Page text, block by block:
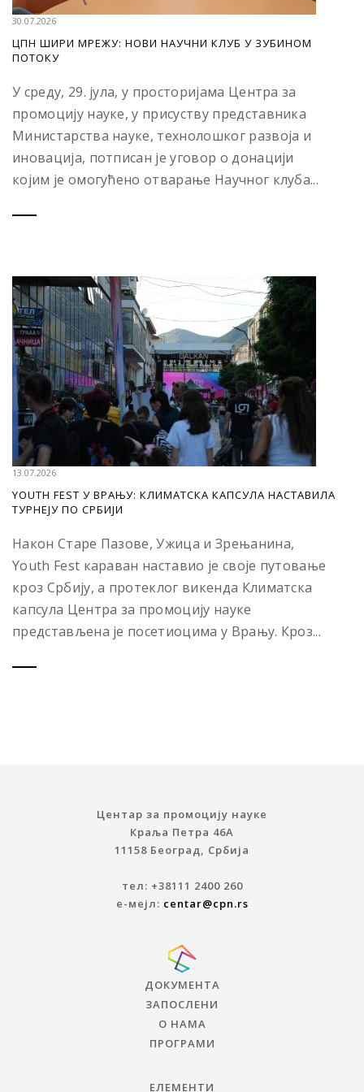
30.07.2026
ЦПН ШИРИ МРЕЖУ: НОВИ НАУЧНИ КЛУБ У ЗУБИНОМ
ПОТОКУ
У среду, 29. јула, у просторијама Центра за
промоцију науке, у присуству представника
Министарства науке, технолошког развоја и
иновација, потписан је уговор о донацији
којим је омогућено отварање Научног клуба...
13.07.2026
YOUTH FEST У ВРАЊУ: КЛИМАТСКА КАПСУЛА НАСТАВИЛА
ТУРНЕЈУ ПО СРБИЈИ
Након Старе Пазове, Ужица и Зрењанина,
Youth Fest караван наставио је своје путовање
кроз Србију, а протеклог викенда Климатска
капсула Центра за промоцију науке
представљена је посетиоцима у Врању. Кроз...
Центар за промоцију науке
Краља Петра 46A
11158 Београд, Србија
тел: +38111 2400 260
е-мејл: centar@cpn.rs
ДОКУМЕНТА
ЗАПОСЛЕНИ
О НАМА
ПРОГРАМИ
ЕЛЕМЕНТИ